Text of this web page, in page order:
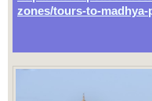
zones/tours-to-madhya-